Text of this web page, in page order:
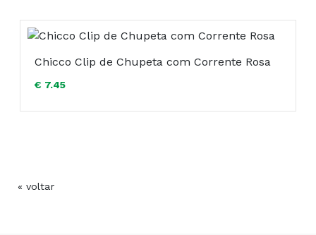
Chicco Clip de Chupeta com Corrente Rosa
€ 7.45
« voltar